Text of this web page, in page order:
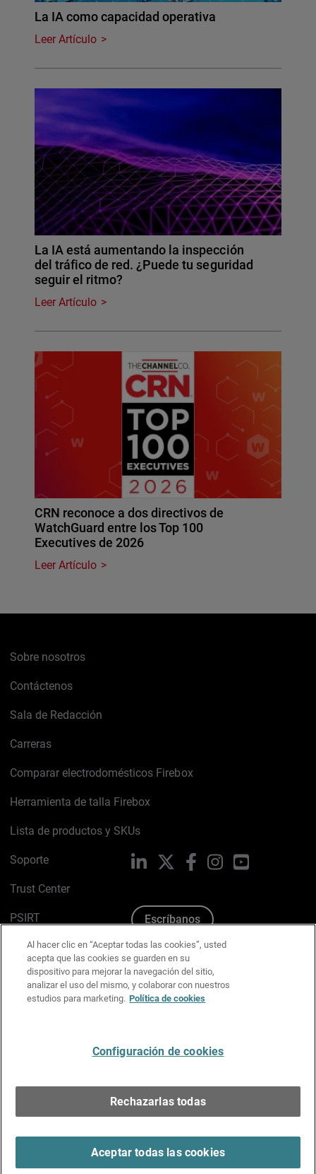
La IA como capacidad operativa
Leer Artículo
La IA está aumentando la inspección
del tráfico de red. ¿Puede tu seguridad
seguir el ritmo?
Leer Artículo
CRN reconoce a dos directivos de
WatchGuard entre los Top 100
Executives de 2026
Leer Artículo
Sobre nosotros
Contáctenos
Sala de Redacción
Carreras
Comparar electrodomésticos Firebox
Herramienta de talla Firebox
Lista de productos y SKUs
Soporte
Trust Center
PSIRT
Política de cookies
Política de privacidad
Kit de medios y marca
LinkedIn FacebookInstagramYouTube
Escríbanos
Al hacer clic en “Aceptar todas las cookies”, usted
acepta que las cookies se guarden en su
dispositivo para mejorar la navegación del sitio,
analizar el uso del mismo, y colaborar con nuestros
estudios para marketing. Política de cookies
Configuración de cookies
Rechazarlas todas
Aceptar todas las cookies